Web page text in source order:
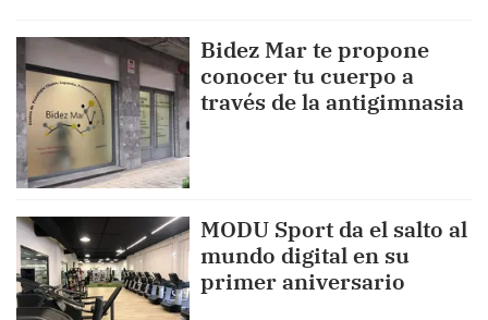
Bidez Mar te propone
conocer tu cuerpo a
través de la antigimnasia
MODU Sport da el salto al
mundo digital en su
primer aniversario